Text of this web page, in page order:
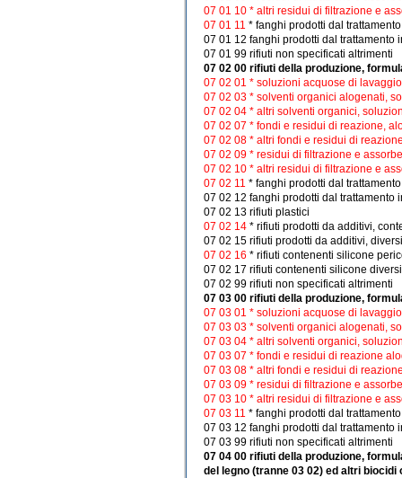
07 01 10 * altri residui di filtrazione e
07 01 11 * fanghi prodotti dal
07 01 12 fanghi prodotti dal trattamento
07 01 99 rifiuti non specificati altrimenti
07 02 00 rifiuti della produzione,
07 02 01 * soluzioni acquose di
07 02 03 * solventi organici alogenati,
07 02 04 * altri solventi organici,
07 02 07 * fondi e residui di reazione,
07 02 08 * altri fondi e residui di
07 02 09 * residui di filtrazione e
07 02 10 * altri residui di filtrazione e
07 02 11 * fanghi prodotti dal
07 02 12 fanghi prodotti dal trattamento
07 02 13 rifiuti plastici
07 02 14 * rifiuti prodotti da additivi,
07 02 15 rifiuti prodotti da additivi,
07 02 16 * rifiuti contenenti silicone
07 02 17 rifiuti contenenti silicone
07 02 99 rifiuti non specificati altrimenti
07 03 00 rifiuti della produzione,
07 03 01 * soluzioni acquose di
07 03 03 * solventi organici alogenati,
07 03 04 * altri solventi organici,
07 03 07 * fondi e residui di reazione
07 03 08 * altri fondi e residui di
07 03 09 * residui di filtrazione e
07 03 10 * altri residui di filtrazione e
07 03 11 * fanghi prodotti dal
07 03 12 fanghi prodotti dal trattamento
07 03 99 rifiuti non specificati altrimenti
07 04 00 rifiuti della produzione,
del legno (tranne 03 02) ed altri biocidi